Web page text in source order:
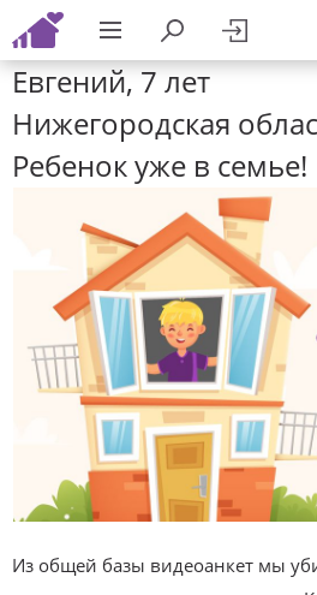
Евгений, 7 лет
Нижегородская
Ребенок уже в семье!
Из общей базы видеоанкет мы